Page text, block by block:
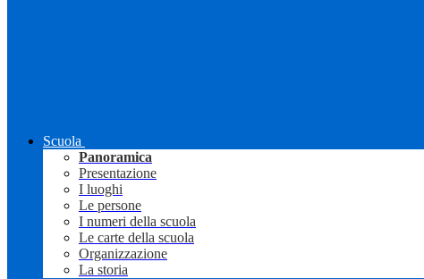
Scuola
Panoramica
Presentazione
I luoghi
Le persone
I numeri della scuola
Le carte della scuola
Organizzazione
La storia